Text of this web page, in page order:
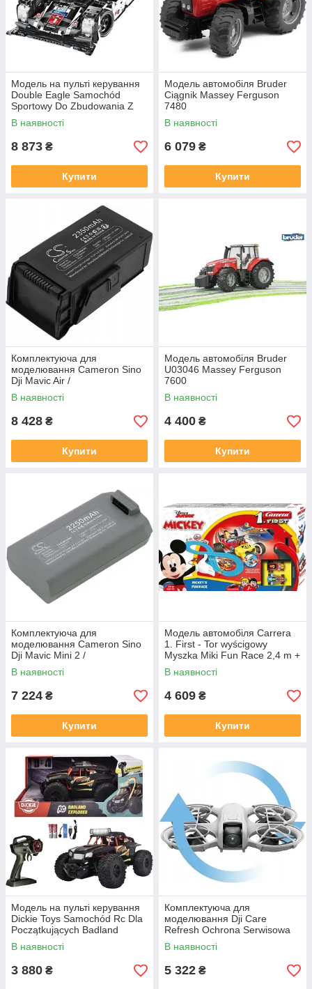
Модель на пульті керування
Double Eagle Samochód
Sportowy Do Zbudowania Z
Klocków 1586 Klocków
В наявності
8 873 ₴
Купити
Модель автомобіля Bruder
Ciągnik Massey Ferguson
7480
В наявності
6 079 ₴
Купити
Комплектуюча для
моделювання Cameron Sino
Dji Mavic Air /
Cp.Pt.00000119.01 2350Mah
27.14Wh Li-Polymer 11.55V
В наявності
8 428 ₴
Купити
Модель автомобіля Bruder
U03046 Massey Ferguson
7600
В наявності
4 400 ₴
Купити
Комплектуюча для
моделювання Cameron Sino
Dji Mavic Mini 2 /
Cp.Ma.00000326.01 2250Mah
17.33Wh Li-Ion 7.7V
В наявності
7 224 ₴
Купити
Модель автомобіля Carrera
1. First - Tor wyścigowy
Myszka Miki Fun Race 2,4 m +
2 samochodziki 63045
В наявності
4 609 ₴
Купити
Модель на пульті керування
Dickie Toys Samochód Rc Dla
Początkujących Badland
Explorer, 1:14, Elektryczny,
320 Mm, 550 G, Rtr
В наявності
3 880 ₴
Комплектуюча для
моделювання Dji Care
Refresh Ochrona Serwisowa
Dji Neo Karta Z Kodem
Roczny Plan
В наявності
5 322 ₴